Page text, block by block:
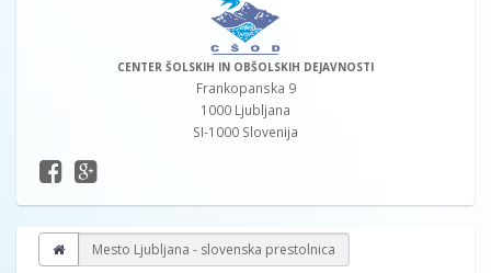
CENTER ŠOLSKIH IN OBŠOLSKIH DEJAVNOSTI
Frankopanska 9
1000 Ljubljana
SI-1000 Slovenija
Mesto Ljubljana - slovenska prestolnica